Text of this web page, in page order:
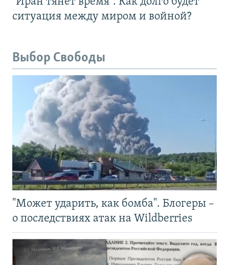
ситуация между миром и войной?
Выбор Свободы
"Может ударить, как бомба". Блогеры –
о последствиях атак на Wildberries